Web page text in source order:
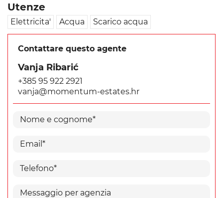
Utenze
Elettricita' Acqua Scarico acqua
Contattare questo agente
Vanja Ribarić
+385 95 922 2921
vanja@momentum-estates.hr